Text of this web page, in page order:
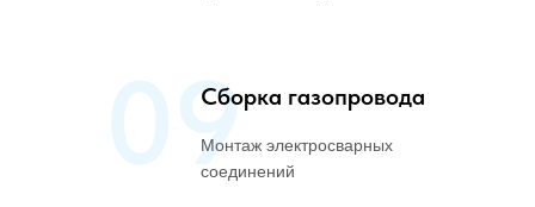
09
Сборка газопровода
Монтаж электросварных
соединений